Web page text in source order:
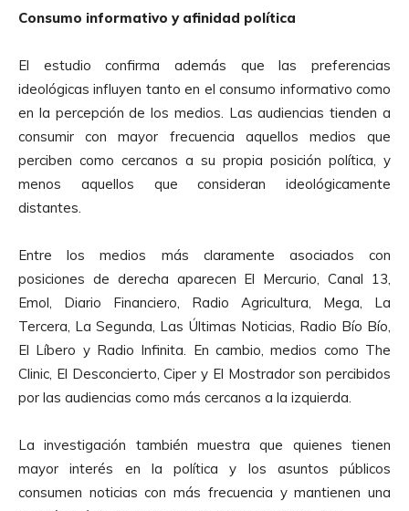
Consumo informativo y afinidad política
El estudio confirma además que las preferencias
ideológicas influyen tanto en el consumo informativo como
en la percepción de los medios. Las audiencias tienden a
consumir con mayor frecuencia aquellos medios que
perciben como cercanos a su propia posición política, y
menos aquellos que consideran ideológicamente
distantes.
Entre los medios más claramente asociados con
posiciones de derecha aparecen El Mercurio, Canal 13,
Emol, Diario Financiero, Radio Agricultura, Mega, La
Tercera, La Segunda, Las Últimas Noticias, Radio Bío Bío,
El Líbero y Radio Infinita. En cambio, medios como The
Clinic, El Desconcierto, Ciper y El Mostrador son percibidos
por las audiencias como más cercanos a la izquierda.
La investigación también muestra que quienes tienen
mayor interés en la política y los asuntos públicos
consumen noticias con más frecuencia y mantienen una